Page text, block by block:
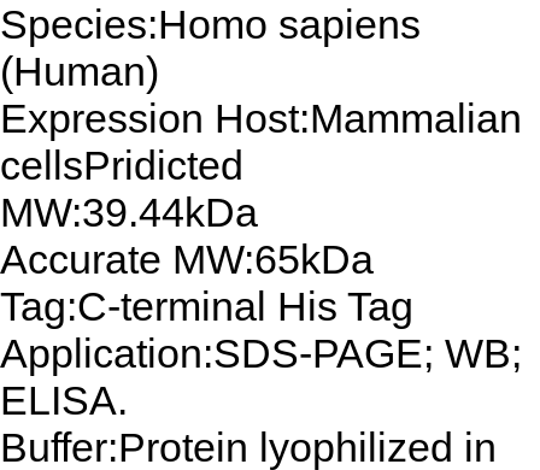
Species:Homo sapiens
(Human)
Expression Host:Mammalian
cellsPridicted
MW:39.44kDa
Accurate MW:65kDa
Tag:C-terminal His Tag
Application:SDS-PAGE; WB;
ELISA.
Buffer:Protein lyophilized in